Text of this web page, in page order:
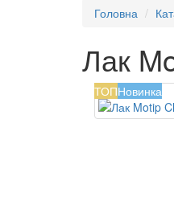
Головна
Лак
ТОПНовинка